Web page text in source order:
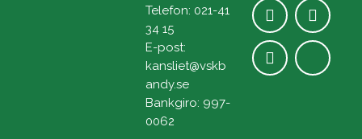
Telefon: 021-41
34 15
E-post:
kansliet@vskb
andy.se
Bankgiro: 997-
0062